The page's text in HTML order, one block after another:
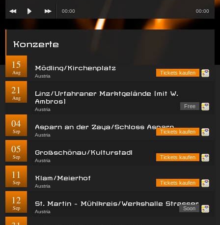
00:00 00:00
Konzerte
15
Aug
Mödling/Kirchenplatz
Austria
Tickets kaufen
21
Aug
Linz/Urfahraner Marktgelände (mit W.
Ambros)
Austria
Free
04
Sep
Asparn an der Zaya/Schloss Asparn
Austria
Tickets kaufen
05
Sep
Großschönau/Kulturstadl
Austria
Tickets kaufen
11
Sep
Klam/Meierhof
Austria
Tickets kaufen
12
Sep
St. Martin - Mühlkreis/Werkshalle Strasser
Austria
Soon